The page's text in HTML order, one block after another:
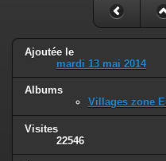
Ajoutée le
mardi 13 mai 2014
Albums
Villages zone
Visites
22546